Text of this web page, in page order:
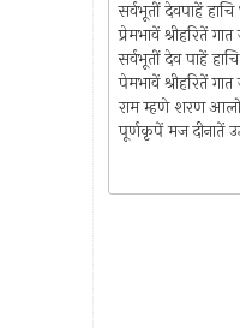
सर्वभूतीं देवपाहें
प्रेमभावें श्रीहरितें
सर्वभूतीं देव पाहें
पेमभावें श्रीहरितें
राम म्हणे शरण
पूर्णकृपें मज दीनातें